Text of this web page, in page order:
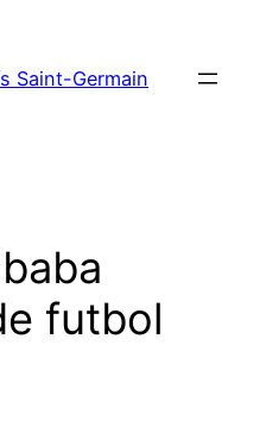
Saint-Germain
futbol